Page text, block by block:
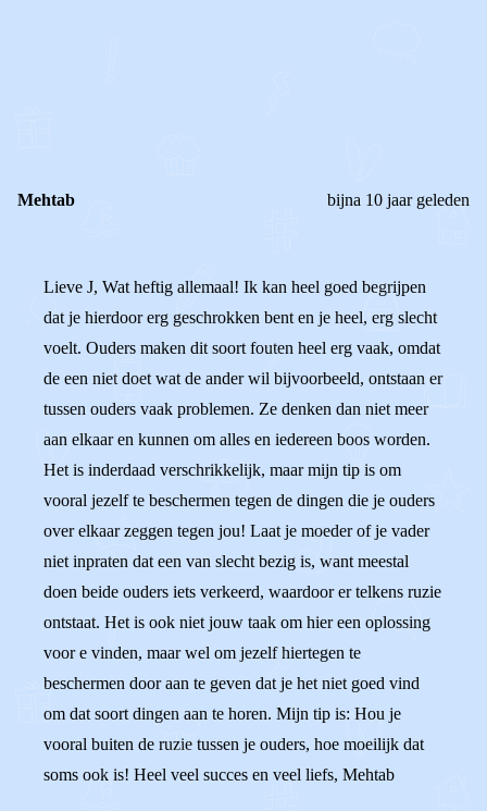
Mehtab bijna 10 jaar geleden
Lieve J, Wat heftig allemaal! Ik kan heel goed begrijpen
dat je hierdoor erg geschrokken bent en je heel, erg slecht
voelt. Ouders maken dit soort fouten heel erg vaak, omdat
de een niet doet wat de ander wil bijvoorbeeld, ontstaan er
tussen ouders vaak problemen. Ze denken dan niet meer
aan elkaar en kunnen om alles en iedereen boos worden.
Het is inderdaad verschrikkelijk, maar mijn tip is om
vooral jezelf te beschermen tegen de dingen die je ouders
over elkaar zeggen tegen jou! Laat je moeder of je vader
niet inpraten dat een van slecht bezig is, want meestal
doen beide ouders iets verkeerd, waardoor er telkens ruzie
ontstaat. Het is ook niet jouw taak om hier een oplossing
voor e vinden, maar wel om jezelf hiertegen te
beschermen door aan te geven dat je het niet goed vind
om dat soort dingen aan te horen. Mijn tip is: Hou je
vooral buiten de ruzie tussen je ouders, hoe moeilijk dat
soms ook is! Heel veel succes en veel liefs, Mehtab